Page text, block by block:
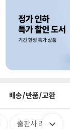
배송/반품/교환
출판사 리뷰